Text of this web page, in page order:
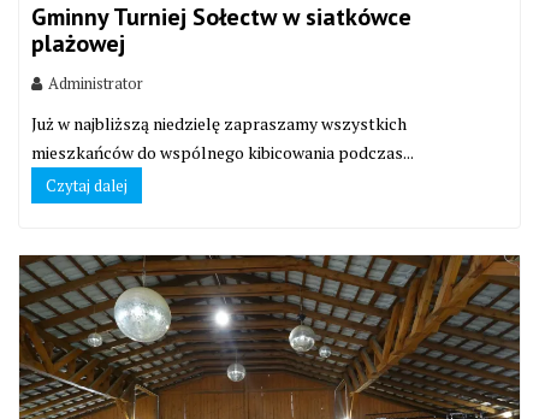
Gminny Turniej Sołectw w siatkówce
plażowej
Administrator
Już w najbliższą niedzielę zapraszamy wszystkich
mieszkańców do wspólnego kibicowania podczas...
Czytaj dalej